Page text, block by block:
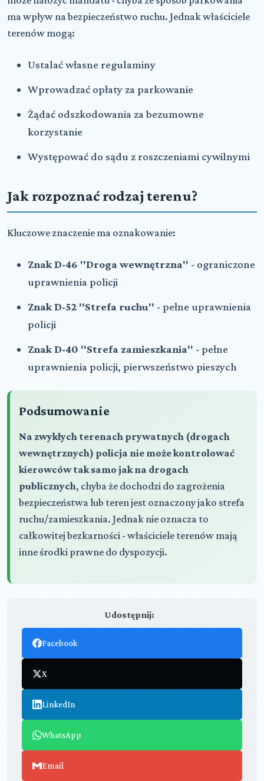
ma wpływ na bezpieczeństwo ruchu. Jednak właściciele
terenów mogą:
Ustalać własne regulaminy
Wprowadzać opłaty za parkowanie
Żądać odszkodowania za bezumowne
korzystanie
Występować do sądu z roszczeniami cywilnymi
Jak rozpoznać rodzaj terenu?
Kluczowe znaczenie ma oznakowanie:
Znak D-46 "Droga wewnętrzna" - ograniczone
uprawnienia policji
Znak D-52 "Strefa ruchu" - pełne uprawnienia
policji
Znak D-40 "Strefa zamieszkania" - pełne
uprawnienia policji, pierwszeństwo pieszych
Podsumowanie
Na zwykłych terenach prywatnych (drogach
wewnętrznych) policja nie może kontrolować
kierowców tak samo jak na drogach
publicznych, chyba że dochodzi do zagrożenia
bezpieczeństwa lub teren jest oznaczony jako strefa
ruchu/zamieszkania. Jednak nie oznacza to
całkowitej bezkarności - właściciele terenów mają
inne środki prawne do dyspozycji.
Udostępnij:
Facebook
X
LinkedIn
WhatsApp
Email